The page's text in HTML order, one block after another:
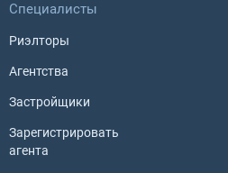
Специалисты
Риэлторы
Агентства
Застройщики
Зарегистрировать
агента